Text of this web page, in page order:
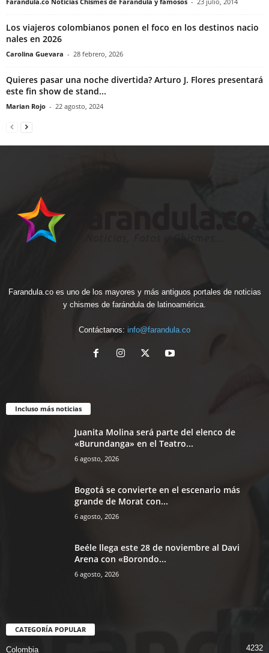
Los viajeros colombianos ponen el foco en los destinos nacio
nales en 2026
Carolina Guevara - 28 febrero, 2026
Quieres pasar una noche divertida? Arturo J. Flores presentará
este fin show de stand...
Marian Rojo - 22 agosto, 2024
Farandula.co es uno de los mayores y más antiguos portales de noticias
y chismes de farándula de latinoamérica.
Contáctanos: info@farandula.co
Incluso más noticias
Juanita Molina será parte del elenco de
«Burundanga» en el Teatro...
6 agosto, 2026
Bogotá se convierte en el escenario más
grande de Morat con...
6 agosto, 2026
Beéle llega este 28 de noviembre al Davi
Arena con «Borondo...
6 agosto, 2026
CATEGORÍA POPULAR
Colombia 4232